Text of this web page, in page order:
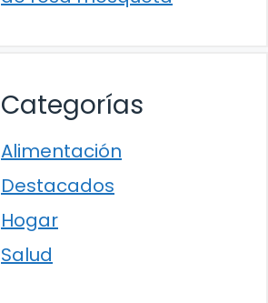
Categorías
Alimentación
Destacados
Hogar
Salud